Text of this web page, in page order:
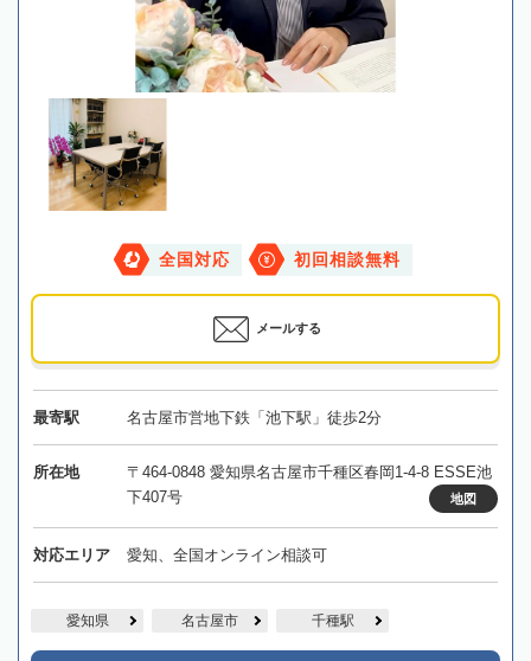
全国対応 初回相談無料
メールする
最寄駅 名古屋市営地下鉄「池下駅」徒歩2分
所在地
〒464-0848 愛知県名古屋市千種区春岡1-4-8 ESSE池
下407号
地図
対応エリア 愛知、全国オンライン相談可
愛知県 名古屋市 千種駅